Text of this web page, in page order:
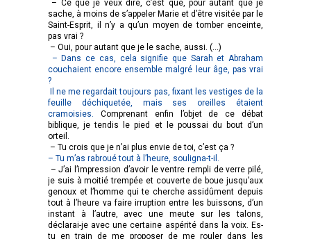
– Ce que je veux dire, c’est que, pour autant que je
sache, à moins de s’appeler Marie et d’être visitée par le
Saint-Esprit, il n’y a qu’un moyen de tomber enceinte,
pas vrai ?
– Oui, pour autant que je le sache, aussi. (…)
– Dans ce cas, cela signifie que Sarah et Abraham
couchaient encore ensemble malgré leur âge, pas vrai
?
Il ne me regardait toujours pas, fixant les vestiges de la
feuille déchiquetée, mais ses oreilles étaient
cramoisies. Comprenant enfin l’objet de ce débat
biblique, je tendis le pied et le poussai du bout d’un
orteil.
– Tu crois que je n’ai plus envie de toi, c’est ça ?
– Tu m’as rabroué tout à l’heure, souligna-t-il.
– J’ai l’impression d’avoir le ventre rempli de verre pilé,
je suis à moitié trempée et couverte de boue jusqu’aux
genoux et l’homme qui te cherche assidûment depuis
tout à l’heure va faire irruption entre les buissons, d’un
instant à l’autre, avec une meute sur les talons,
déclarai-je avec une certaine aspérité dans la voix. Es-
tu en train de me proposer de me rouler dans les